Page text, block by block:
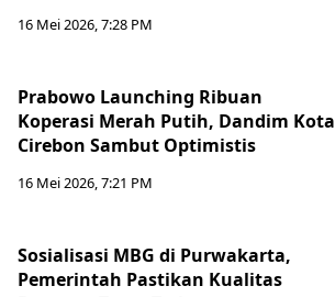
16 Mei 2026, 7:28 PM
Prabowo Launching Ribuan
Koperasi Merah Putih, Dandim Kota
Cirebon Sambut Optimistis
16 Mei 2026, 7:21 PM
Sosialisasi MBG di Purwakarta,
Pemerintah Pastikan Kualitas